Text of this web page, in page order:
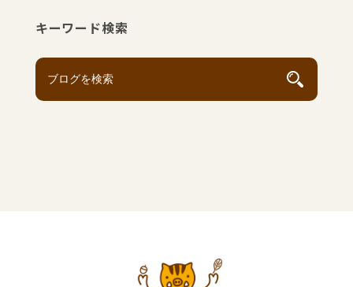
キーワード検索